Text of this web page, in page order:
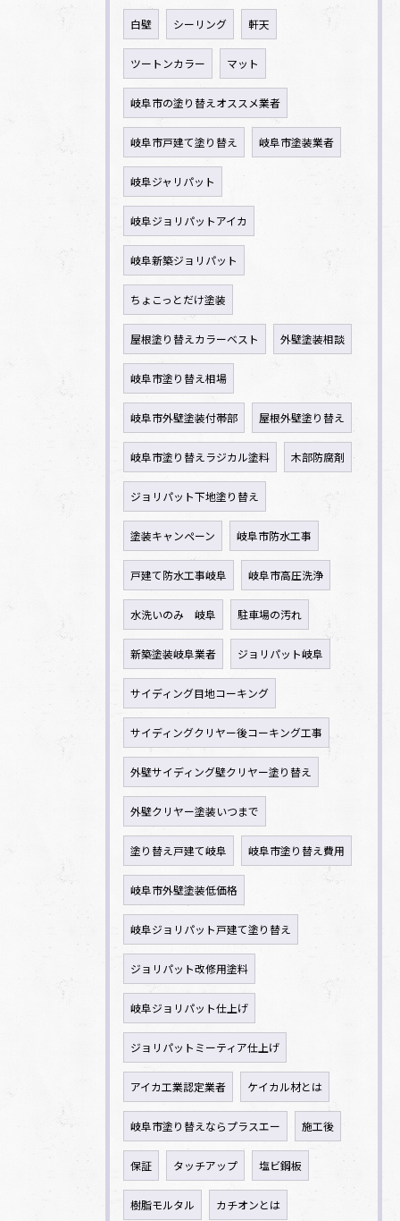
白壁 シーリング 軒天
ツートンカラー マット
岐阜市の塗り替えオススメ業者
岐阜市戸建て塗り替え 岐阜市塗装業者
岐阜ジャリパット
岐阜ジョリパットアイカ
岐阜新築ジョリパット
ちょこっとだけ塗装
屋根塗り替えカラーベスト 外壁塗装相談
岐阜市塗り替え相場
岐阜市外壁塗装付帯部 屋根外壁塗り替え
岐阜市塗り替えラジカル塗料 木部防腐剤
ジョリパット下地塗り替え
塗装キャンペーン 岐阜市防水工事
戸建て防水工事岐阜 岐阜市高圧洗浄
水洗いのみ 岐阜 駐車場の汚れ
新築塗装岐阜業者 ジョリパット岐阜
サイディング目地コーキング
サイディングクリヤー後コーキング工事
外壁サイディング壁クリヤー塗り替え
外壁クリヤー塗装いつまで
塗り替え戸建て岐阜 岐阜市塗り替え費用
岐阜市外壁塗装低価格
岐阜ジョリパット戸建て塗り替え
ジョリパット改修用塗料
岐阜ジョリパット仕上げ
ジョリパットミーティア仕上げ
アイカ工業認定業者 ケイカル材とは
岐阜市塗り替えならプラスエー 施工後
保証 タッチアップ 塩ビ鋼板
樹脂モルタル カチオンとは